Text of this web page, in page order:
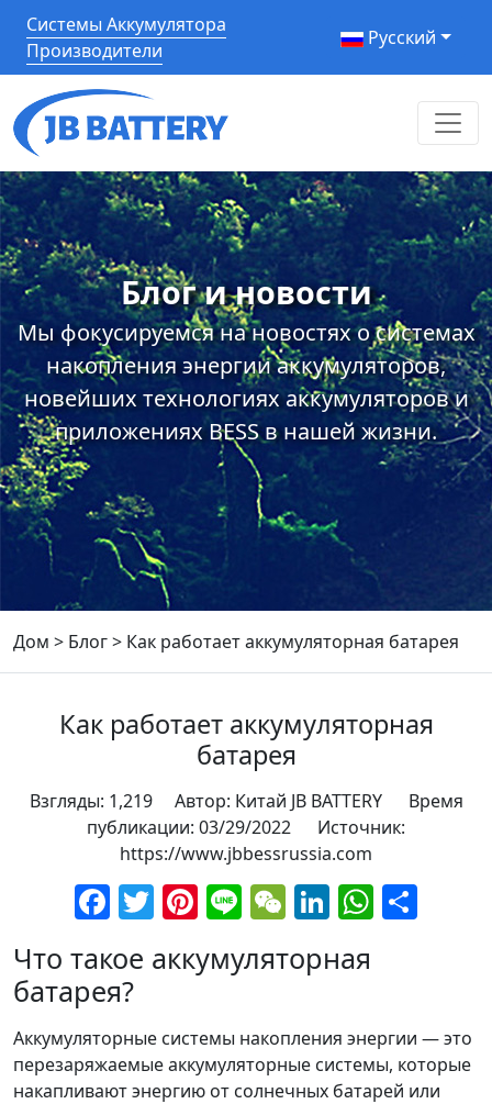
Системы Аккумулятора
Производители
Pусский
Блог и новости
Мы фокусируемся на новостях о системах
накопления энергии аккумуляторов,
новейших технологиях аккумуляторов и
приложениях BESS в нашей жизни.
Дом > Блог> Как работает аккумуляторная батарея
Как работает аккумуляторная
батарея
Взгляды: 1,219 Автор: Китай JB BATTERY Время
публикации: 03/29/2022 Источник:
https://www.jbbessrussia.com
Facebook
Twitter
Pinterest
LineWeChat
LinkedIn
Что такое аккумуляторная
батарея?
Аккумуляторные системы накопления энергии — это
перезаряжаемые аккумуляторные системы, которые
накапливают энергию от солнечных батарей или